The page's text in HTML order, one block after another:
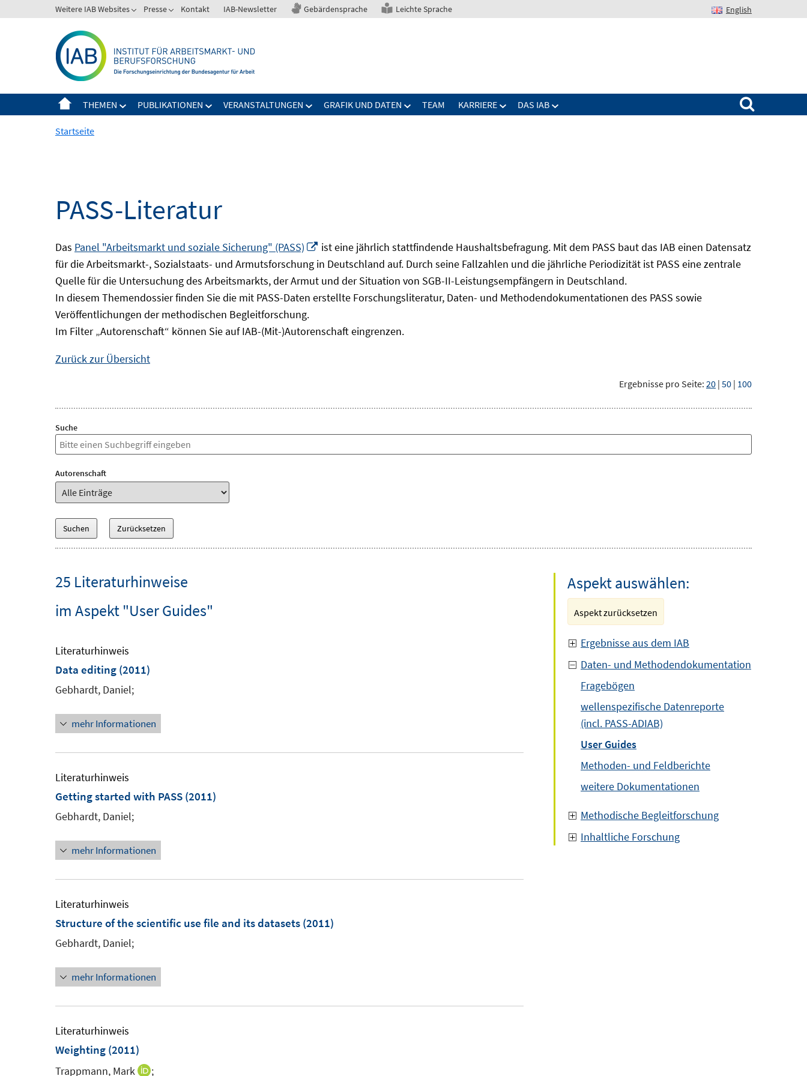
zum
Weitere IAB Websites Presse Kontakt IAB-Newsletter Gebärdensprache Leichte Sprache English
THEMEN PUBLIKATIONEN VERANSTALTUNGEN GRAFIK UND DATEN TEAM KARRIERE DAS IAB
Suchen nach:
Startseite
PASS-Literatur
Das Panel "Arbeitsmarkt und soziale Sicherung" (PASS)
In
neuem
Fenster
öffnen
ist eine jährlich stattfindende Haushaltsbefragung. Mit dem PASS baut das IAB einen Datensatz
für die Arbeitsmarkt-, Sozialstaats- und Armutsforschung in Deutschland auf. Durch seine Fallzahlen und die jährliche Periodizität ist PASS eine zentrale
Quelle für die Untersuchung des Arbeitsmarkts, der Armut und der Situation von SGB-II-Leistungsempfängern in Deutschland.
In diesem Themendossier finden Sie die mit PASS-Daten erstellte Forschungsliteratur, Daten- und Methodendokumentationen des PASS sowie
Veröffentlichungen der methodischen Begleitforschung.
Im Filter „Autorenschaft“ können Sie auf IAB-(Mit-)Autorenschaft eingrenzen.
Zurück zur Übersicht
Ergebnisse pro Seite: 20 | 50 | 100
Suche
Autorenschaft
25 Literaturhinweise
im Aspekt "User Guides"
Literaturhinweis
Data editing (2011)
Gebhardt, Daniel;
mehr Informationen
Literaturhinweis
Getting started with PASS (2011)
Gebhardt, Daniel;
mehr Informationen
Literaturhinweis
Structure of the scientific use file and its datasets (2011)
Gebhardt, Daniel;
mehr Informationen
Literaturhinweis
Weighting (2011)
Trappmann, Mark
I;
Aspekt auswählen:
Aspekt zurücksetzen
Ergebnisse aus dem IAB
Daten- und Methodendokumentation
Fragebögen
wellenspezifische Datenreporte
(incl. PASS-ADIAB)
User Guides
Methoden- und Feldberichte
weitere Dokumentationen
Methodische Begleitforschung
Inhaltliche Forschung